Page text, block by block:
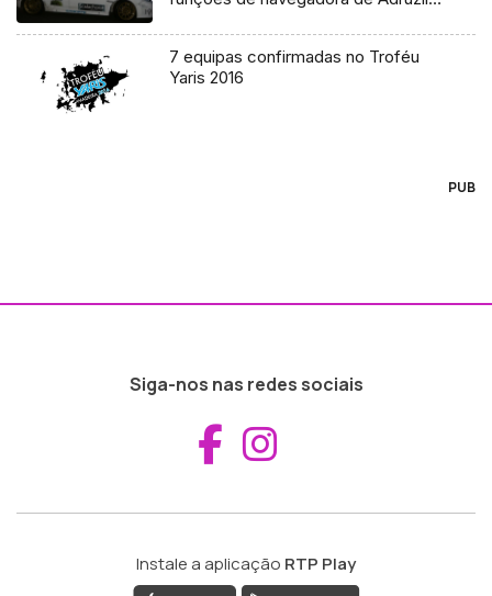
7 equipas confirmadas no Troféu
Yaris 2016
PUB
Siga-nos nas redes sociais
Aceder ao
Instale a aplicação RTP Play